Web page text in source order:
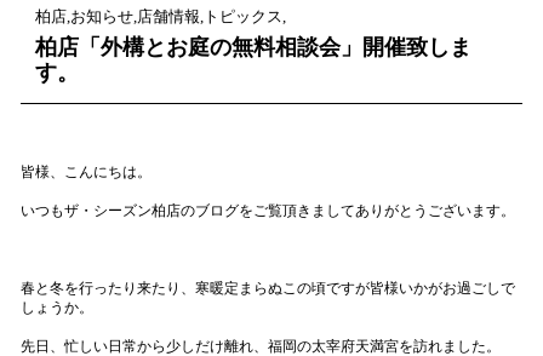
柏店,お知らせ,店舗情報,トピックス,
柏店「外構とお庭の無料相談会」開催致しま
す。
皆様、こんにちは。
いつもザ・シーズン柏店のブログをご覧頂きましてありがとうございます。
春と冬を行ったり来たり、寒暖定まらぬこの頃ですが皆様いかがお過ごしで
しょうか。
先日、忙しい日常から少しだけ離れ、福岡の太宰府天満宮を訪れました。